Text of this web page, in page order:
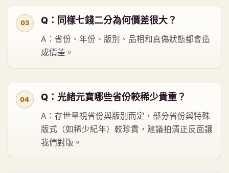
Q：同樣七錢二分為何價差很大？
A：省份、年份、版別、品相和真偽狀態都會造
成價差。
Q：光緒元寶哪些省份較稀少貴重？
A：存世量視省份與版別而定，部分省份與特殊
版式（如稀少紀年）較珍貴，建議拍清正反面讓
我們對版。